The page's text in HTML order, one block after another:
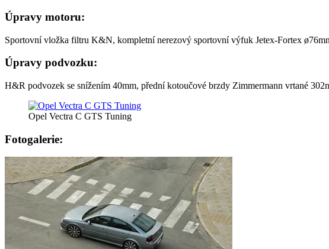
Úpravy motoru:
Sportovní vložka filtru K&N, kompletní nerezový sportovní výfuk Jetex-Fortex
Úpravy podvozku:
H&R podvozek se snížením 40mm, přední kotoučové brzdy Zimmermann vrtané
Opel Vectra C GTS Tuning
Fotogalerie: